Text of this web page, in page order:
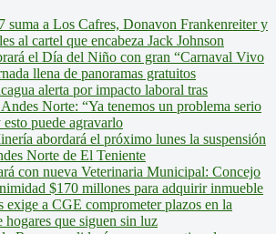
suma a Los Cafres, Donavon Frankenreiter y
al cartel que encabeza Jack Johnson
el Día del Niño con gran “Carnaval Vivo
llena de panoramas gratuitos
alerta por impacto laboral tras
Norte: “Ya tenemos un problema serio
puede agravarlo
abordará el próximo lunes la suspensión
Norte de El Teniente
con nueva Veterinaria Municipal: Concejo
$170 millones para adquirir inmueble
exige a CGE comprometer plazos en la
hogares que siguen sin luz